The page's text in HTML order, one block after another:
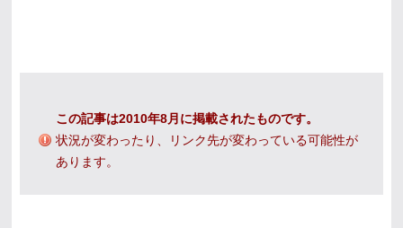
この記事は2010年8月に掲載されたものです。
状況が変わったり、リンク先が変わっている可能性が
あります。